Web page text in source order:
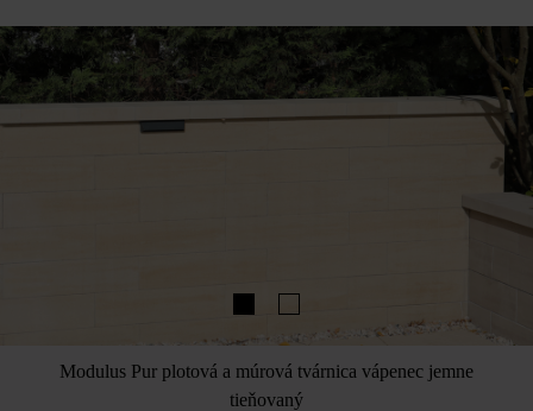
Modulus Pur plotová a múrová tvárnica vápenec jemne
tieňovaný